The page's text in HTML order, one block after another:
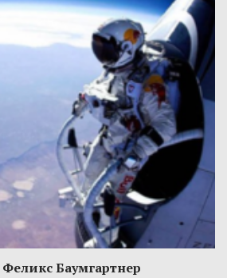
Баумгартнер